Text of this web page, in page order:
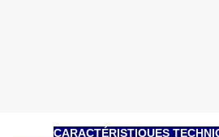
CARACTÉRISTIQUES